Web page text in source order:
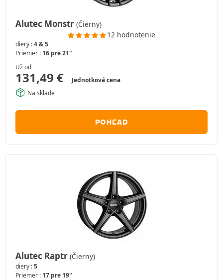
Alutec Monstr (Čierny)
12 hodnotenie
diery :4 & 5
Priemer : 16 pre 21"
Už od
131,49 €
Jednotková cena
Na sklade
POHĽAD
Alutec Raptr (Čierny)
diery :5
Priemer : 17 pre 19"